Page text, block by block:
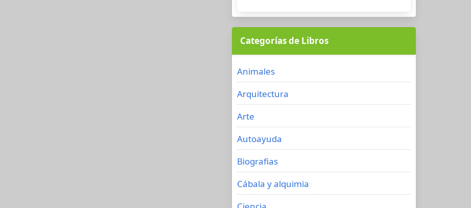
Categorías de Libros
Animales
Arquitectura
Arte
Autoayuda
Biografias
Cábala y alquimia